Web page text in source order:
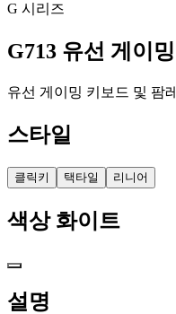
G 시리즈
G713 유선 게이
유선 게이밍 키보드 및 팜
스타일
클릭키 택타일 리니어
색상 화이트
설명